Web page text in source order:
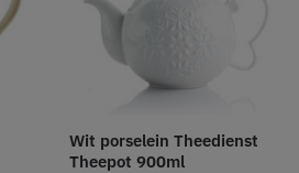
Wit porselein Theedienst
Theepot 900ml